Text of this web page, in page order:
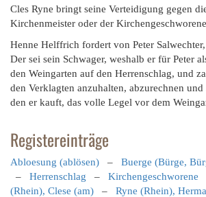
Cles Ryne bringt seine Verteidigung gegen
Kirchenmeister oder der
Henne Helffrich fordert von Peter
Der sei sein Schwager, weshalb er für Peter
den Weingarten auf den Herrenschlag, und
den Verklagten anzuhalten, abzurechnen
den er kauft, das volle Legel vor dem
Registereinträge
Abloesung (ablösen) – Buerge (Bürge,
– Herrenschlag – Kirchengeschworene
(Rhein), Clese (am) – Ryne (Rhein),